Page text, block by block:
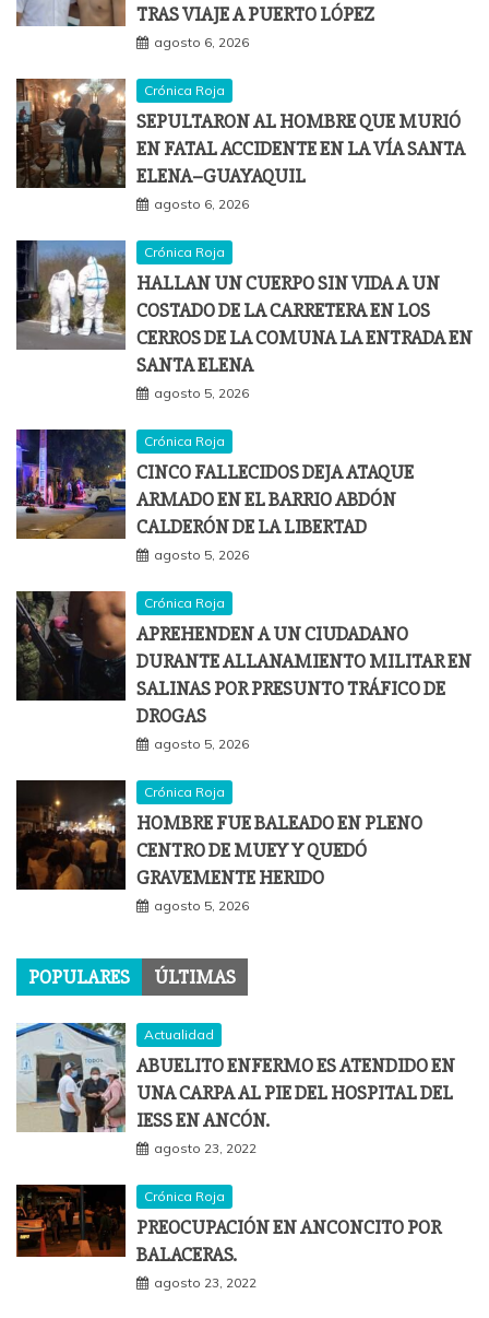
TRAS VIAJE A PUERTO LÓPEZ
agosto 6, 2026
Crónica Roja
SEPULTARON AL HOMBRE QUE MURIÓ
EN FATAL ACCIDENTE EN LA VÍA SANTA
ELENA–GUAYAQUIL
agosto 6, 2026
Crónica Roja
HALLAN UN CUERPO SIN VIDA A UN
COSTADO DE LA CARRETERA EN LOS
CERROS DE LA COMUNA LA ENTRADA EN
SANTA ELENA
agosto 5, 2026
Crónica Roja
CINCO FALLECIDOS DEJA ATAQUE
ARMADO EN EL BARRIO ABDÓN
CALDERÓN DE LA LIBERTAD
agosto 5, 2026
Crónica Roja
APREHENDEN A UN CIUDADANO
DURANTE ALLANAMIENTO MILITAR EN
SALINAS POR PRESUNTO TRÁFICO DE
DROGAS
agosto 5, 2026
Crónica Roja
HOMBRE FUE BALEADO EN PLENO
CENTRO DE MUEY Y QUEDÓ
GRAVEMENTE HERIDO
agosto 5, 2026
POPULARES ÚLTIMAS
Actualidad
ABUELITO ENFERMO ES ATENDIDO EN
UNA CARPA AL PIE DEL HOSPITAL DEL
IESS EN ANCÓN.
agosto 23, 2022
Crónica Roja
PREOCUPACIÓN EN ANCONCITO POR
BALACERAS.
agosto 23, 2022